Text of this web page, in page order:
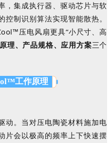
，集成执行器、驱动芯片与软
制识别算法实现智能散热。
压电风扇更具“小尺寸、高
理、产品规格、应用方案三个
工作原理
动。当对压电陶瓷材料施加电
片会以极高的频率上下快速摆